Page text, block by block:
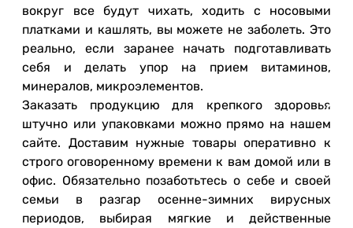
вокруг все будут чихать, ходить с носовыми
платками и кашлять, вы можете не заболеть. Это
реально, если заранее начать подготавливать
себя и делать упор на прием витаминов,
минералов, микроэлементов.
Заказать продукцию для крепкого здоровья
штучно или упаковками можно прямо на нашем
сайте. Доставим нужные товары оперативно к
строго оговоренному времени к вам домой или в
офис. Обязательно позаботьтесь о себе и своей
семьи в разгар осенне-зимних вирусных
периодов, выбирая мягкие и действенные